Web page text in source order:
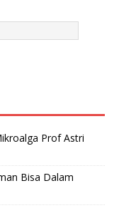
Prof Astri
Bisa Dalam